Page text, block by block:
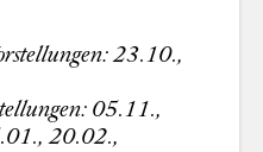
23.10.,
05.11.,
20.02.,